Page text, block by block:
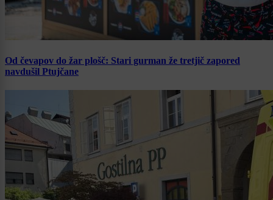
Od čevapov do žar plošč: Stari gurman že tretjič zapored
navdušil Ptujčane